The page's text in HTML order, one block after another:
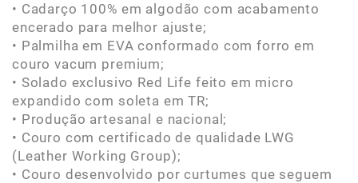
• Cadarço 100% em algodão com acabamento
encerado para melhor ajuste;
• Palmilha em EVA conformado com forro em
couro vacum premium;
• Solado exclusivo Red Life feito em micro
expandido com soleta em TR;
• Produção artesanal e nacional;
• Couro com certificado de qualidade LWG
(Leather Working Group);
• Couro desenvolvido por curtumes que seguem